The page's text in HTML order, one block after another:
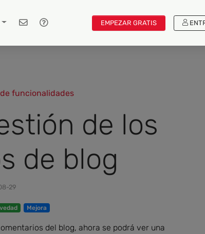
EMPEZAR GRATIS
funcionalidades
de los
de blog
29
Mejora
del blog, ahora se podrá ver una